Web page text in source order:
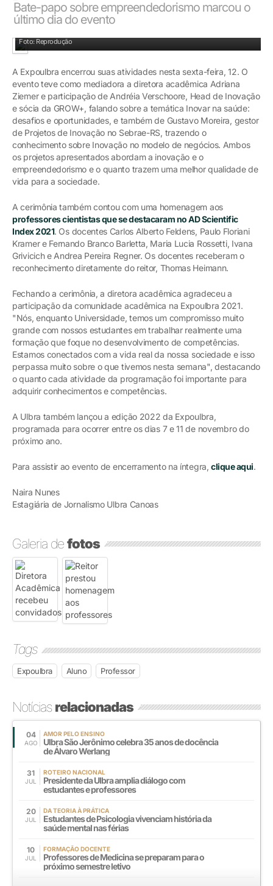
Bate-papo sobre empreendedorismo marcou o
último dia do evento
Foto: Reprodução
A Expoulbra encerrou suas atividades nesta sexta-feira, 12. O
evento teve como mediadora a diretora acadêmica Adriana
Ziemer e participação de Andréia Verschoore, Head de Inovação
e sócia da GROW+, falando sobre a temática Inovar na saúde:
desafios e oportunidades, e também de Gustavo Moreira, gestor
de Projetos de Inovação no Sebrae-RS, trazendo o
conhecimento sobre Inovação no modelo de negócios. Ambos
os projetos apresentados abordam a inovação e o
empreendedorismo e o quanto trazem uma melhor qualidade de
vida para a sociedade.
A cerimônia também contou com uma homenagem aos
professores cientistas que se destacaram no AD Scientific
Index 2021. Os docentes Carlos Alberto Feldens, Paulo Floriani
Kramer e Fernando Branco Barletta, Maria Lucia Rossetti, Ivana
Grivicich e Andrea Pereira Regner. Os docentes receberam o
reconhecimento diretamente do reitor, Thomas Heimann.
Fechando a cerimônia, a diretora acadêmica agradeceu a
participação da comunidade acadêmica na Expoulbra 2021.
"Nós, enquanto Universidade, temos um compromisso muito
grande com nossos estudantes em trabalhar realmente uma
formação que foque no desenvolvimento de competências.
Estamos conectados com a vida real da nossa sociedade e isso
perpassa muito sobre o que tivemos nesta semana", destacando
o quanto cada atividade da programação foi importante para
adquirir conhecimentos e competências.
A Ulbra também lançou a edição 2022 da Expoulbra,
programada para ocorrer entre os dias 7 e 11 de novembro do
próximo ano.
Para assistir ao evento de encerramento na íntegra,clique aqui.
Naira Nunes
Estagiária de Jornalismo Ulbra Canoas
Galeria defotos
Tags
Expoulbra Aluno Professor
Notíciasrelacionadas
04
AGO
AMOR PELO ENSINO
Ulbra São Jerônimo celebra 35 anos de docência
de Álvaro Werlang
31
JUL
ROTEIRO NACIONAL
Presidente da Ulbra amplia diálogo com
estudantes e professores
20
JUL
DA TEORIA À PRÁTICA
Estudantes de Psicologia vivenciam história da
saúde mental nas férias
10
JUL
FORMAÇÃO DOCENTE
Professores de Medicina se preparam para o
próximo semestre letivo